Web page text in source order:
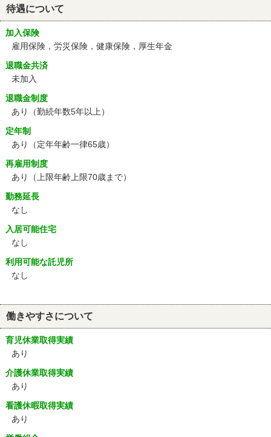
待遇について
加入保険
雇用保険，労災保険，健康保険，厚生年金
退職金共済
未加入
退職金制度
あり（勤続年数5年以上）
定年制
あり
（定年年齢一律65歳）
再雇用制度
あり
（上限年齢上限70歳まで）
勤務延長
なし
入居可能住宅
なし
利用可能な託児所
なし
働きやすさについて
育児休業取得実績
あり
介護休業取得実績
あり
看護休暇取得実績
あり